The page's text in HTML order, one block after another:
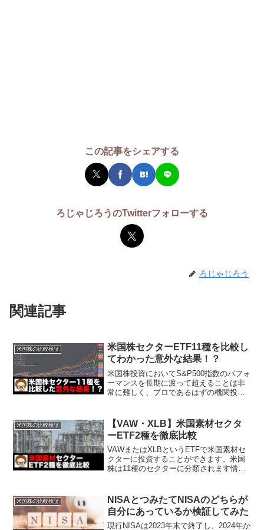
この記事をシェアする
ろじゃじろうのTwitterフォローする
ろじゃじろう
関連記事
米国株の比較検証
米国株セクターETF11種を比較し
てわかった意外な結果！？
米国株投資においてS&P500指数のパフォ
ーマンスを長期に渡って超えることは非
常に難しく、プロであるはずの機関投資
ミングを見計らって買うのではなく、
S&P500指数に連...
米国株の比較検証
【VAW・XLB】米国素材セクタ
ーETF2種を徹底比較
VAWまたはXLBというETFで米国素材セ
クターに投資することができます。米国
株は11種のセクターに分類されます情報
産、金融、エネルギーろじゃじろうVAW
はバンガード社...
米国株の比較検証
NISAとつみたてNISAのどちらが
自分にあっているか検証してみた
現行NISAは2023年末で終了し、2024年か